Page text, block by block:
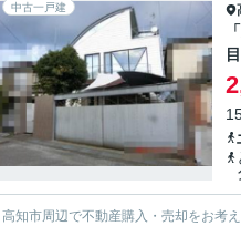
中古一戸建
高知市周辺で不動産購入・売却をお考